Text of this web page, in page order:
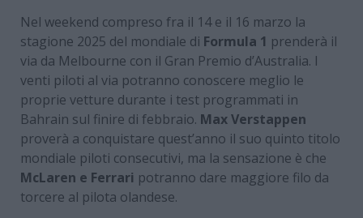
Nel weekend compreso fra il 14 e il 16 marzo la
stagione 2025 del mondiale di Formula 1 prenderà il
via da Melbourne con il Gran Premio d’Australia. I
venti piloti al via potranno conoscere meglio le
proprie vetture durante i test programmati in
Bahrain sul finire di febbraio. Max Verstappen
proverà a conquistare quest’anno il suo quinto titolo
mondiale piloti consecutivi, ma la sensazione è che
McLaren e Ferrari potranno dare maggiore filo da
torcere al pilota olandese.